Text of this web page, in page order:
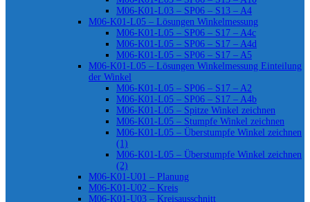
M06-K01-L03 – SP06 – S13 – A4
M06-K01-L05 – Lösungen Winkelmessung
M06-K01-L05 – SP06 – S17 – A4c
M06-K01-L05 – SP06 – S17 – A4d
M06-K01-L05 – SP06 – S17 – A5
M06-K01-L05 – Lösungen Winkelmessung Einteilung
der Winkel
M06-K01-L05 – SP06 – S17 – A2
M06-K01-L05 – SP06 – S17 – A4b
M06-K01-L05 – Spitze Winkel zeichnen
M06-K01-L05 – Stumpfe Winkel zeichnen
M06-K01-L05 – Überstumpfe Winkel zeichnen
(1)
M06-K01-L05 – Überstumpfe Winkel zeichnen
(2)
M06-K01-U01 – Planung
M06-K01-U02 – Kreis
M06-K01-U03 – Kreisausschnitt